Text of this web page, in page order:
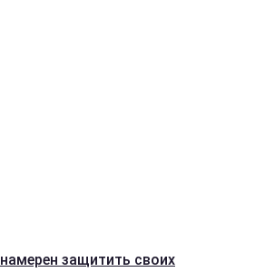
намерен защитить своих